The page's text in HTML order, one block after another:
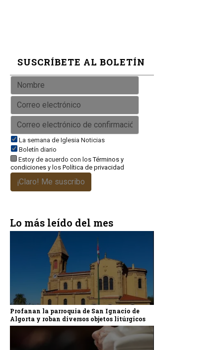
SUSCRÍBETE AL BOLETÍN
La semana de Iglesia Noticias
Boletín diario
Estoy de acuerdo con losTérminos y
condiciones y los Política de privacidad
¡Claro! Me suscribo
Lo más leído del mes
Profanan la parroquia de San Ignacio de
Algorta y roban diversos objetos litúrgicos